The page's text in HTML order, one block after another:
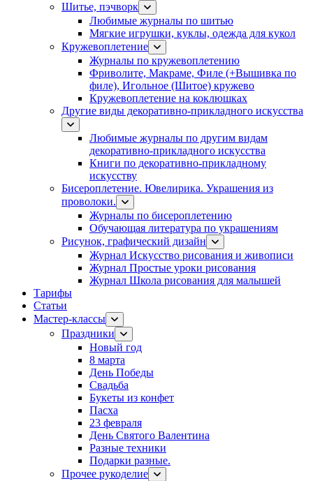
Шитье, пэчворк
Любимые журналы по шитью
Мягкие игрушки, куклы, одежда для кукол
Кружевоплетение
Журналы по кружевоплетению
Фриволите, Макраме, Филе (+Вышивка по
филе), Игольное (Шитое) кружево
Кружевоплетение на коклюшках
Другие виды декоративно-прикладного искусства
Любимые журналы по другим видам
декоративно-прикладного искусства
Книги по декоративно-прикладному
искусству
Бисероплетение. Ювелирика. Украшения из
проволоки.
Журналы по бисероплетению
Обучающая литература по украшениям
Рисунок, графический дизайн
Журнал Искусство рисования и живописи
Журнал Простые уроки рисования
Журнал Школа рисования для малышей
Тарифы
Статьи
Мастер-классы
Праздники
Новый год
8 марта
День Победы
Свадьба
Букеты из конфет
Пасха
23 февраля
День Святого Валентина
Разные техники
Подарки разные.
Прочее рукоделие